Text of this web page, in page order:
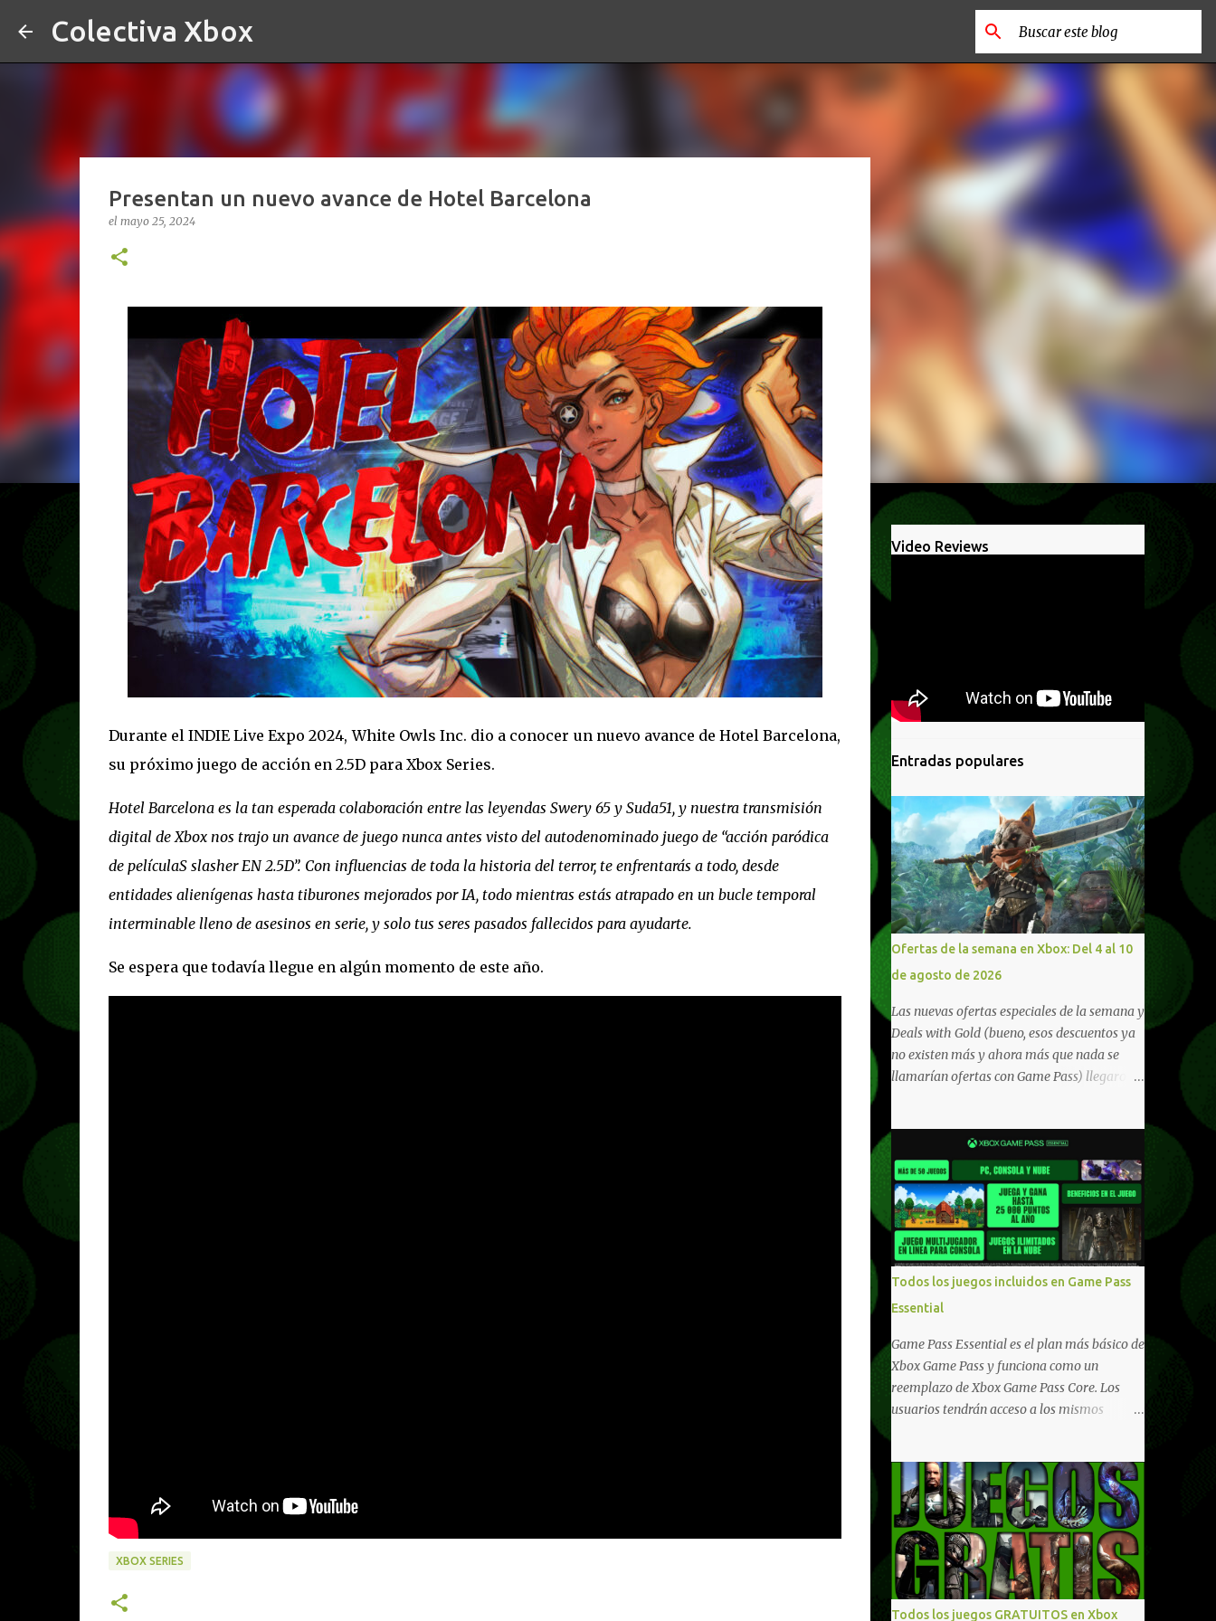
Colectiva Xbox
Presentan un nuevo avance de Hotel Barcelona
el mayo 25, 2024
Durante el INDIE Live Expo 2024, White Owls Inc. dio a conocer un nuevo avance de Hotel Barcelona,
su próximo juego de acción en 2.5D para Xbox Series.
Hotel Barcelona es la tan esperada colaboración entre las leyendas Swery 65 y Suda51, y nuestra transmisión
digital de Xbox nos trajo un avance de juego nunca antes visto del autodenominado juego de “acción paródica
de películaS slasher EN 2.5D”. Con influencias de toda la historia del terror, te enfrentarás a todo, desde
entidades alienígenas hasta tiburones mejorados por IA, todo mientras estás atrapado en un bucle temporal
interminable lleno de asesinos en serie, y solo tus seres pasados fallecidos para ayudarte.
Se espera que todavía llegue en algún momento de este año.
XBOX SERIES
Video Reviews
Entradas populares
Ofertas de la semana en Xbox: Del 4 al 10
de agosto de 2026
Las nuevas ofertas especiales de la semana y
Deals with Gold (bueno, esos descuentos ya
no existen más y ahora más que nada se
llamarían ofertas con Game Pass) llegaron a
10/11, varios de los juegos que están de
oferta también cuentan con soporte para
Xbox Play Anywhere, lo que nos permite
jugarlos y mantener un progreso
compartido en Windows PC y Xbox, y
tenemos un listado de juegos compatibles
por acá . ¿Aún necesitas una mano con las
compras? Tenemos un tutorial extenso o en
vídeo para que se quiten todas las dudas
generales de cómo hacer compras en Xbox .
Podes consultar un listado más completo de
promociones desde xbox.com. El post puede
tener actualizaciones regulares o cambios
Ofertas - Chile Ofertas - Colombia Ofertas
- México Ofertas - Estados Unidos Ofertas -
España Todas las ofertas de Xbox One
también aplican a Xbox Series, a excepción
de los jue...
Todos los juegos incluidos en Game Pass
Essential
Game Pass Essential es el plan más básico de
Xbox Game Pass y funciona como un
reemplazo de Xbox Game Pass Core. Los
usuarios tendrán acceso a los mismos
adicionales que fueron anunciados
recientemente. Essential incluirá como
novedades una serie de ventajas para
diferentes juegos free to play que están en
Xbox y PC, que van desde skins, desbloqueo
de personajes, paquetes de armas hasta
emotes, monedas virtuales y más para
Todos los juegos GRATUITOS en Xbox